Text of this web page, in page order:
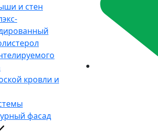
и стен
кровли и
фасад